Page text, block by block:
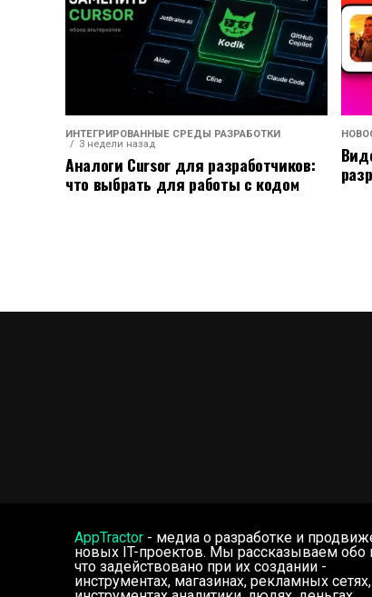
ИНТЕГРИРОВАННЫЕ СРЕДЫ РАЗРАБОТКИ
3 недели назад
Аналоги Cursor для разработчиков:
что выбрать для работы с кодом
AppTractor - медиа о разработке и
новых IT-проектов. Мы рассказываем обо
что задействовано при их создании -
инструментах, магазинах, рекламных сетях,